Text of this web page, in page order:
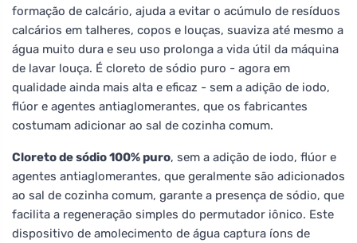
formação de calcário, ajuda a evitar o acúmulo de resíduos
calcários em talheres, copos e louças, suaviza até mesmo a
água muito dura e seu uso prolonga a vida útil da máquina
de lavar louça. É cloreto de sódio puro - agora em
qualidade ainda mais alta e eficaz - sem a adição de iodo,
flúor e agentes antiaglomerantes, que os fabricantes
costumam adicionar ao sal de cozinha comum.
Cloreto de sódio 100% puro, sem a adição de iodo, flúor e
agentes antiaglomerantes, que geralmente são adicionados
ao sal de cozinha comum, garante a presença de sódio, que
facilita a regeneração simples do permutador iônico. Este
dispositivo de amolecimento de água captura íons de